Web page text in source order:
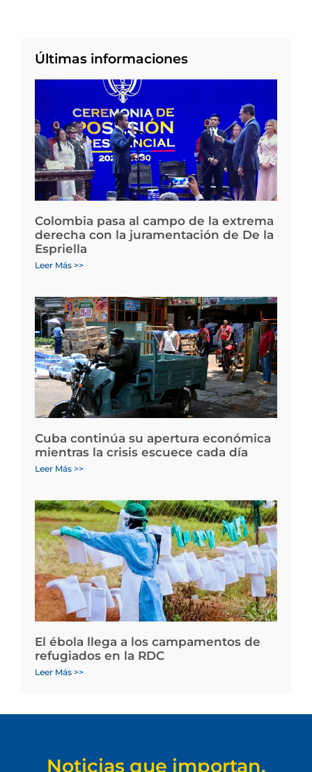
Últimas informaciones
Colombia pasa al campo de la extrema
derecha con la juramentación de De la
Espriella
Leer Más >>
Cuba continúa su apertura económica
mientras la crisis escuece cada día
Leer Más >>
El ébola llega a los campamentos de
refugiados en la RDC
Leer Más >>
Noticias que importan.